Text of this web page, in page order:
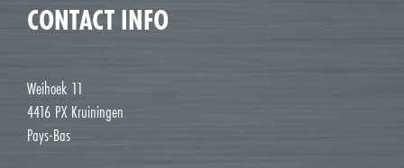
CONTACT INFO
Weihoek 11
4416 PX Kruiningen
Pays-Bas